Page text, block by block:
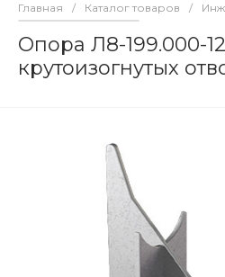
Главная / Каталог товаров /
Опора Л8-199.000-12
крутоизогнутых